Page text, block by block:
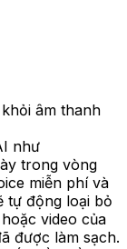
âm thanh
như
trong vòng
miễn phí và
tự động loại bỏ
video của
được làm sạch.